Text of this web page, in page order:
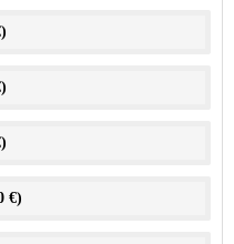
)
)
)
€)